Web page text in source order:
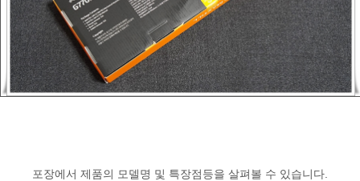
포장에서 제품의 모델명 및 특장점등을 살펴볼 수 있습니다.